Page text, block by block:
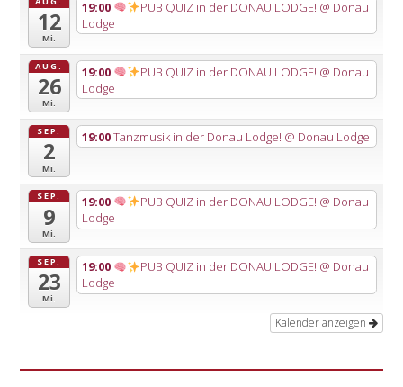
12
Mi.
19:00 PUB QUIZ in der DONAU LODGE! @ Donau
Lodge
AUG.
26
Mi.
19:00 PUB QUIZ in der DONAU LODGE! @ Donau
Lodge
SEP.
2
Mi.
19:00Tanzmusik in der Donau Lodge! @ Donau Lodge
SEP.
9
Mi.
19:00 PUB QUIZ in der DONAU LODGE! @ Donau
Lodge
SEP.
23
Mi.
19:00 PUB QUIZ in der DONAU LODGE! @ Donau
Lodge
Kalender anzeigen